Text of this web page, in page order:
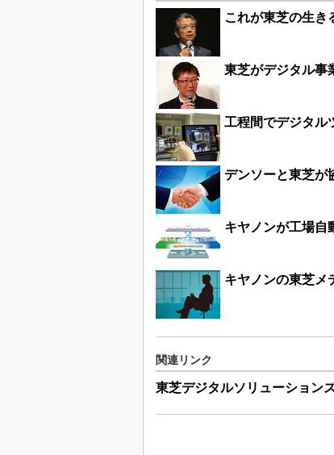
これが東芝の生き
東芝がデジタル事
工程間でデジタル
デンソーと東芝が
キヤノンが工場自
キヤノンの東芝メ
関連リンク
東芝デジタルソリューション